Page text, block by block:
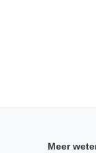
Meer